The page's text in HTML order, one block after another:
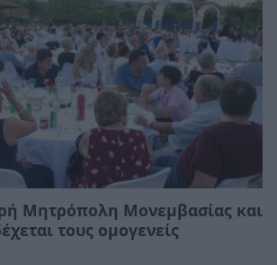
Μητρόπολη Μονεμβασίας και
τους ομογενείς